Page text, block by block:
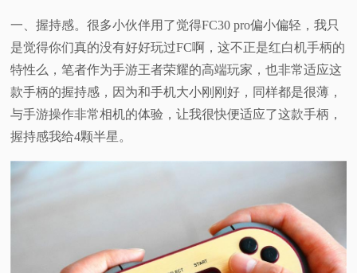
一、握持感。很多小伙伴用了觉得FC30 pro偏小偏轻，我只
是觉得你们真的没有好好玩过FC啊，这不正是红白机手柄的
特性么，笔者作为手游王者荣耀的高端玩家，也非常适应这
款手柄的握持感，因为和手机大小刚刚好，同样都是很薄，
与手游操作非常相机的体验，让我很快便适应了这款手柄，
握持感我给4颗半星。